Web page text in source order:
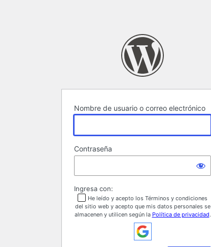
Nombre de usuario o correo electrónico
Contraseña
Ingresa con:
He leído y acepto los Términos y condiciones
del sitio web y acepto que mis datos personales se
almacenen y utilicen según la Política de privacidad.